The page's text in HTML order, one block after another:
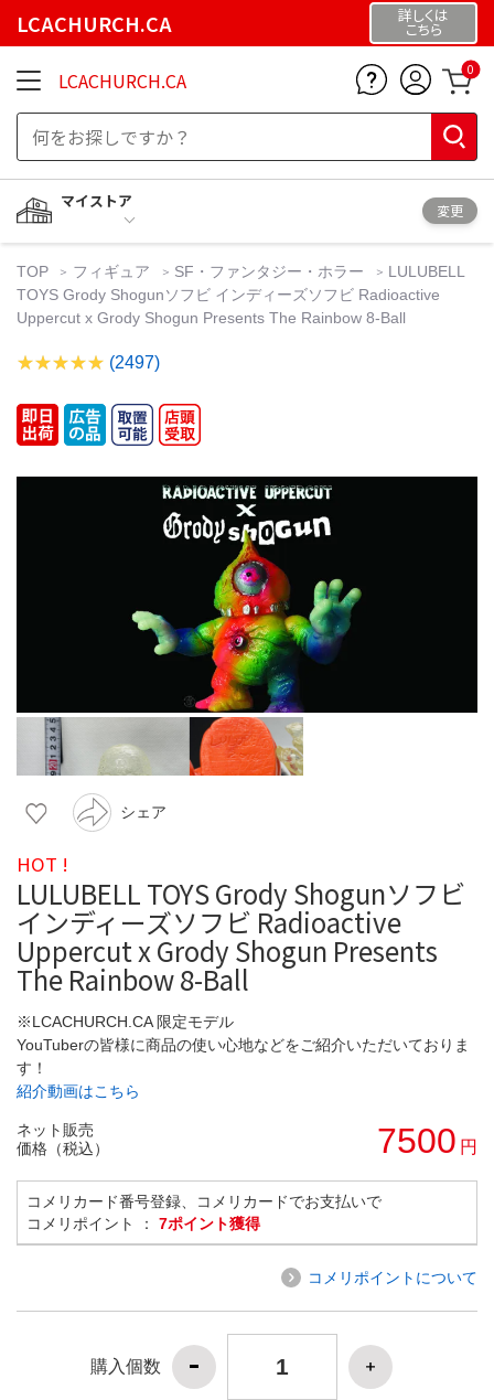
LCACHURCH.CA 詳しくは
こちら
LCACHURCH.CA 0
マイストア
変更
TOP フィギュア SF・ファンタジー・ホラー
LULUBELL
TOYS Grody Shogunソフビ インディーズソフビ Radioactive
Uppercut x Grody Shogun Presents The Rainbow 8-Ball
(2497)
シェア
HOT !
LULUBELL TOYS Grody Shogunソフビ
インディーズソフビ Radioactive
Uppercut x Grody Shogun Presents
The Rainbow 8-Ball
※LCACHURCH.CA 限定モデル
YouTuberの皆様に商品の使い心地などをご紹介いただいておりま
す！
紹介動画はこちら
ネット販売
価格（税込）
7500 円
コメリカード番号登録、コメリカードでお支払いで
コメリポイント ： 7ポイント獲得
コメリポイントについて
購入個数